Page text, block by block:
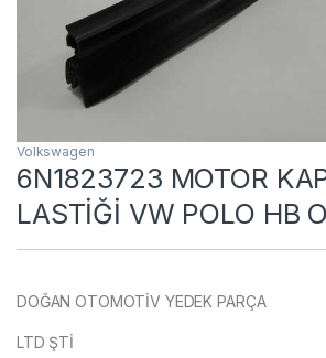
Volkswagen
6N1823723 MOTOR
LASTİĞİ VW POLO HB
DOĞAN OTOMOTİV YEDEK PARÇA
LTD ŞTİ